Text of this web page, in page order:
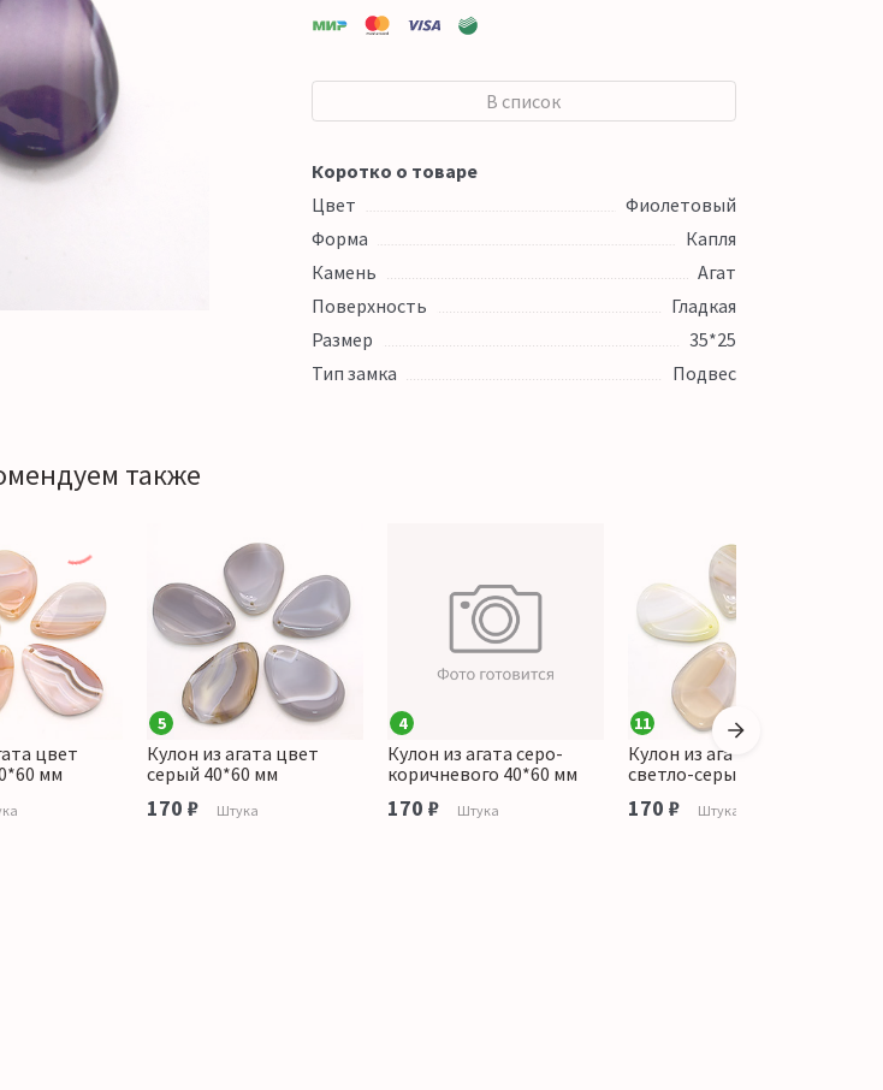
В список
Коротко о товаре
Цвет
Фиолетовый
Форма
Капля
Камень
Агат
Поверхность
Гладкая
Размер
35*25
Тип замка
Подвес
также
цвет
мм
5
Кулон из агата цвет
серый 40*60 мм
170 ₽ Штука
4
Кулон из агата серо-
коричневого 40*60 мм
170 ₽ Штука
11
Кулон из агата цвет
светло-серый 40*60 мм
170 ₽ Штука